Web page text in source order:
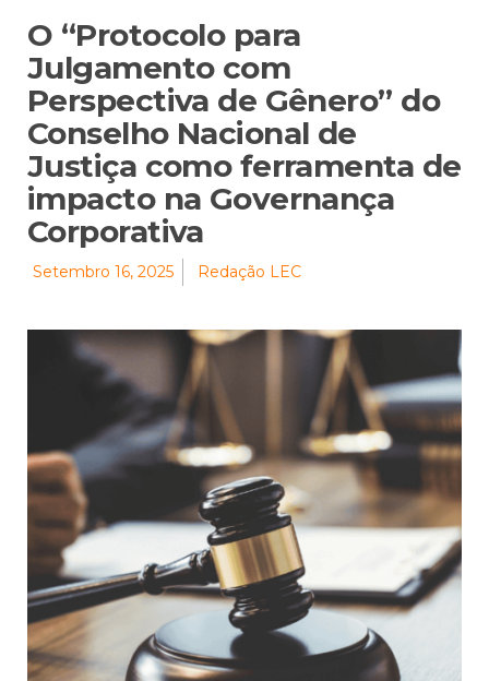
O “Protocolo para
Julgamento com
Perspectiva de Gênero” do
Conselho Nacional de
Justiça como ferramenta de
impacto na Governança
Corporativa
Setembro 16, 2025 Redação LEC